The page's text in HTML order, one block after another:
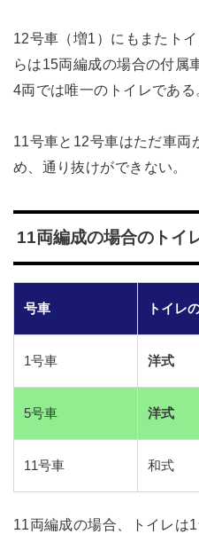
12号車（増1）にもまたト
らは15両編成の場合の付属
4両では唯一のトイレである
11号車と12号車はただ車両
め、通り抜けができない。
11両編成の場合のトイ
号車 トイレ
1号車 洋式
5号車 洋式
11号車 和式
11両編成の場合、トイレは